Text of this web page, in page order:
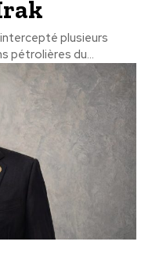
plusieurs
pétrolières du...